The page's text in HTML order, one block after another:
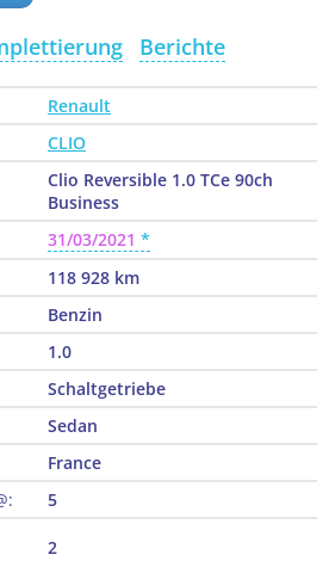
Berichte
Renault
CLIO
Clio Reversible 1.0 TCe 90ch
Business
31/03/2021
118 928 km
Benzin
1.0
Schaltgetriebe
Sedan
France
5
2